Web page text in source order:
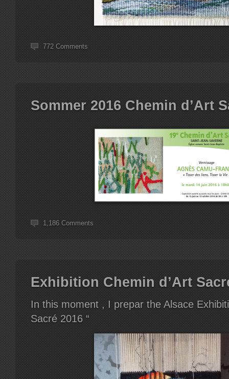
772 Comments
Sommer 2016 Chemin d’Art
1,186 Comments
Exhibition Chemin d’Art
In this moment , I prepar the Alsace
Sacré 2016 “